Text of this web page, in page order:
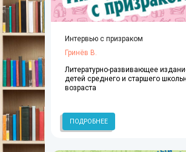
Интервью с призраком
Гринёв В.
Литературно-развивающее
детей среднего и старшего
возраста
ПОДРОБНЕЕ